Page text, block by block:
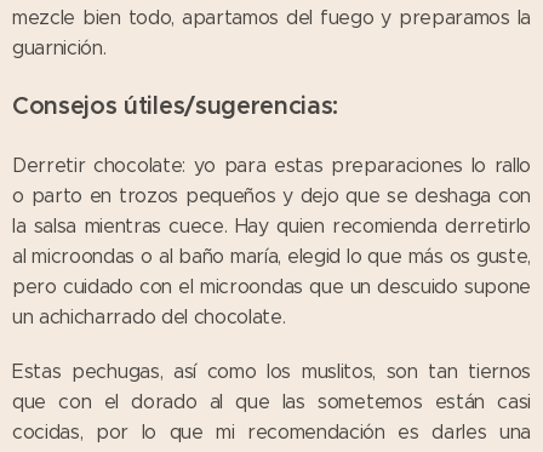
mezcle bien todo, apartamos del fuego y preparamos la
guarnición.
Consejos útiles/sugerencias:
Derretir chocolate: yo para estas preparaciones lo rallo
o parto en trozos pequeños y dejo que se deshaga con
la salsa mientras cuece. Hay quien recomienda derretirlo
al microondas o al baño maría, elegid lo que más os guste,
pero cuidado con el microondas que un descuido supone
un achicharrado del chocolate.
Estas pechugas, así como los muslitos, son tan tiernos
que con el dorado al que las sometemos están casi
cocidas, por lo que mi recomendación es darles una